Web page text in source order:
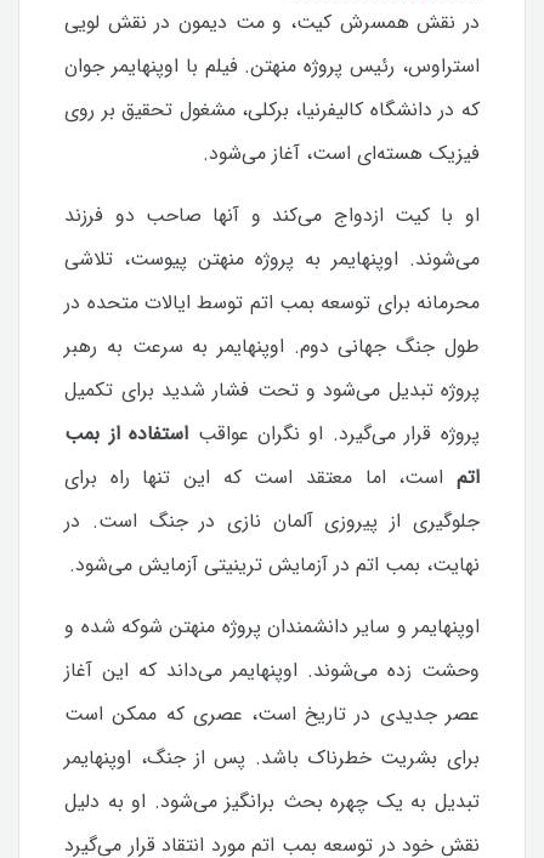
در نقش همسرش کیت، و مت دیمون در نقش لویی
استراوس، رئیس پروژه منهتن. فیلم با اوپنهایمر جوان
که در دانشگاه کالیفرنیا، برکلی، مشغول تحقیق بر روی
فیزیک هسته‌ای است، آغاز می‌شود.
او با کیت ازدواج می‌کند و آنها صاحب دو فرزند
می‌شوند. اوپنهایمر به پروژه منهتن پیوست، تلاشی
محرمانه برای توسعه بمب اتم توسط ایالات متحده در
طول جنگ جهانی دوم. اوپنهایمر به سرعت به رهبر
پروژه تبدیل می‌شود و تحت فشار شدید برای تکمیل
پروژه قرار می‌گیرد. او نگران عواقب استفاده از بمب
اتم است، اما معتقد است که این تنها راه برای
جلوگیری از پیروزی آلمان نازی در جنگ است. در
نهایت، بمب اتم در آزمایش ترینیتی آزمایش می‌شود.
اوپنهایمر و سایر دانشمندان پروژه منهتن شوکه شده و
وحشت زده می‌شوند. اوپنهایمر می‌داند که این آغاز
عصر جدیدی در تاریخ است، عصری که ممکن است
برای بشریت خطرناک باشد. پس از جنگ، اوپنهایمر
تبدیل به یک چهره بحث برانگیز می‌شود. او به دلیل
نقش خود در توسعه بمب اتم مورد انتقاد قرار می‌گیرد